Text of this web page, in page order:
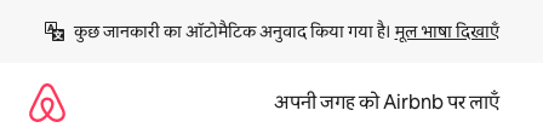
छोड़कर
कॉन्टेंट
कुछ जानकारी का ऑटोमैटिक अनुवाद किया गया है। मूल भाषा दिखाएँ
अपनी जगह को Airbnb पर लाएँ